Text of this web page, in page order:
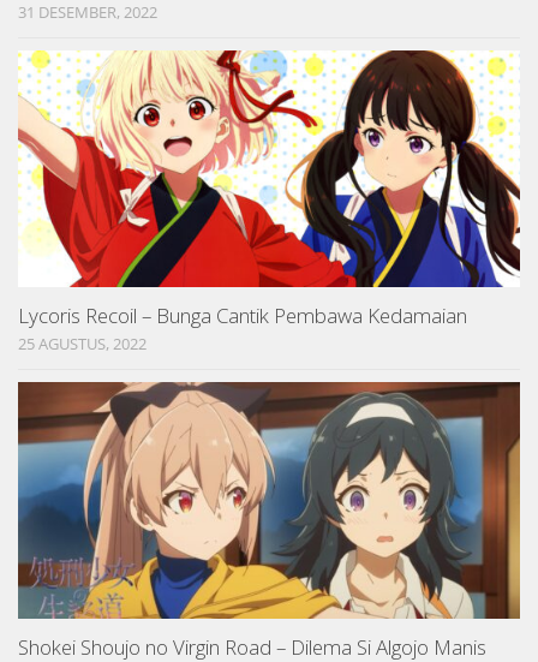
31 DESEMBER, 2022
Lycoris Recoil – Bunga Cantik Pembawa Kedamaian
25 AGUSTUS, 2022
Shokei Shoujo no Virgin Road – Dilema Si Algojo Manis